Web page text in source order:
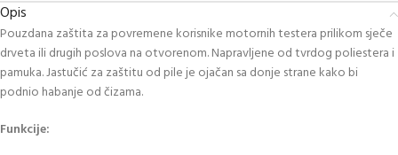
Opis
Pouzdana zaštita za povremene korisnike motornih testera prilikom sječe
drveta ili drugih poslova na otvorenom. Napravljene od tvrdog poliestera i
pamuka. Jastučić za zaštitu od pile je ojačan sa donje strane kako bi
podnio habanje od čizama.
Funkcije: